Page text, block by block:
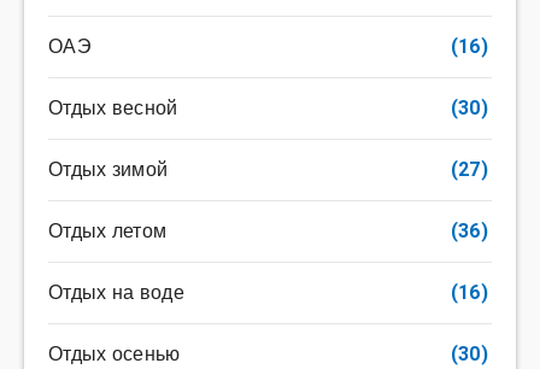
ОАЭ (16)
Отдых весной (30)
Отдых зимой (27)
Отдых летом (36)
Отдых на воде (16)
Отдых осенью (30)